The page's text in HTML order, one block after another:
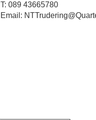
T: 089 43665780
Email: